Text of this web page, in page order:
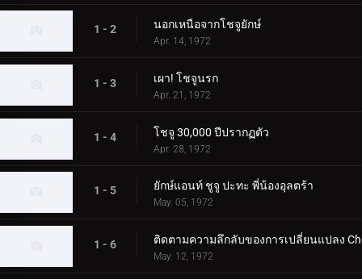
1 - 2 นอกเหนือจากโชจูยักษ์
Apr. 14, 1972
1 - 3 เผา! โชจูนรก
Apr. 21, 1972
1 - 4 โชจู 30,000 ปีปรากฏตัว
Apr. 28, 1972
1 - 5 ยักษ์แอนท์ ชูจู ปะทะ พี่น้องอุลตร้า
May. 05, 1972
1 - 6 ติดตามความลึกลับของการเปลี่ยนแปลง
May. 12, 1972